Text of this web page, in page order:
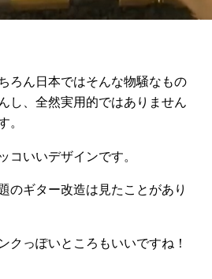
ろん日本ではそんな物騒なもの
し、全然実用的ではありません
。
コいいデザインです。
のギター改造は見たことがあり
クっぽいところもいいですね！